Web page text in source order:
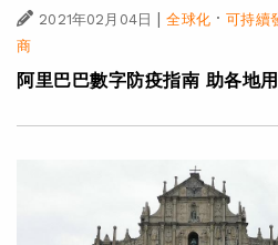
2021年02月04日 | 全球化·可持續
商
阿里巴巴數字防疫指南 助各地